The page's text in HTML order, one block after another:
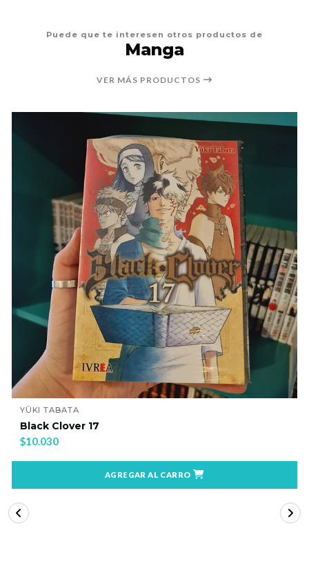
Puede que te interesen otros productos de
Manga
VER MÁS PRODUCTOS
YUKI TABATA
Black Clover 19
$10.030
AGREGAR AL CARRO